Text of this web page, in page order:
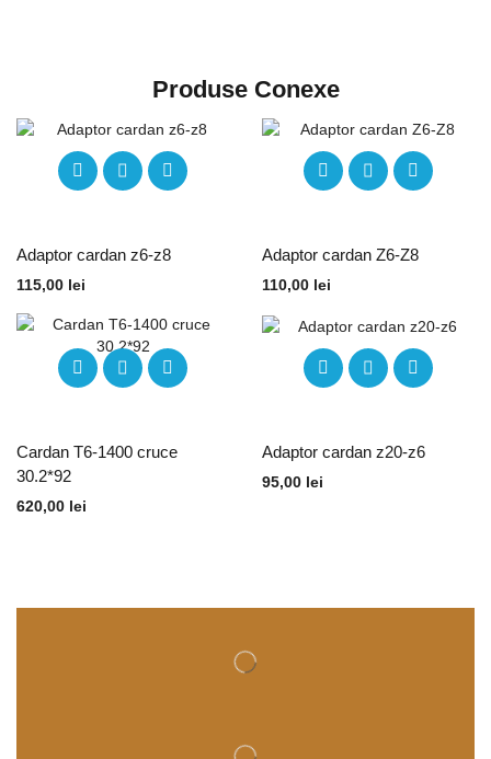
Produse Conexe
Adaptor cardan z6-z8
115,00 lei
Adaptor cardan Z6-Z8
110,00 lei
Cardan T6-1400 cruce
30.2*92
620,00 lei
Adaptor cardan z20-z6
95,00 lei